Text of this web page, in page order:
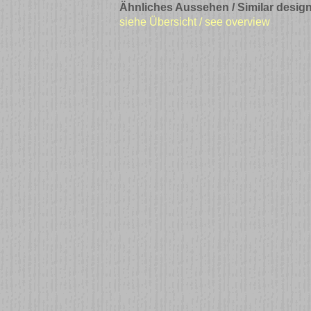
Ähnliches Aussehen / Similar
siehe Übersicht / see overview